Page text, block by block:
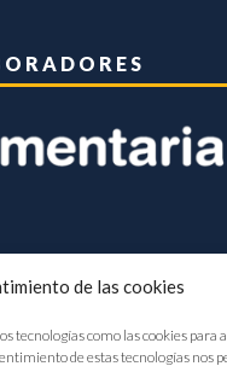
de las cookies
tecnologías como las cookies para
de estas tecnologías nos